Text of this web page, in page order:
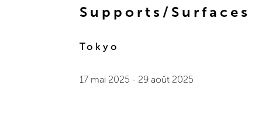
Supports/Surfaces
Tokyo
17 mai 2025 - 29 août 2025